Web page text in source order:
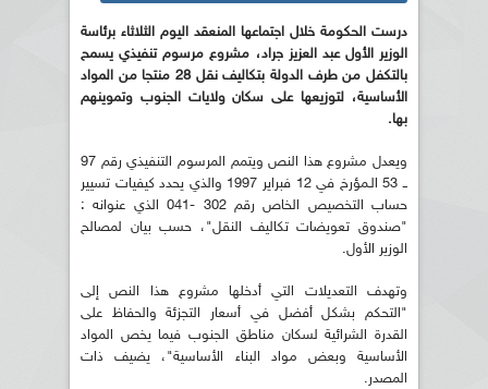
درست الحكومة خلال اجتماعها المنعقد اليوم الثلاثاء برئاسة
الوزير الأول عبد العزيز جراد، مشروع مرسوم تنفيذي يسمح
بالتكفل من طرف الدولة بتكاليف نقل 28 منتجا من المواد
الأساسية، لتوزيعها على سكان ولايات الجنوب وتموينهم
بها.
ويعدل مشروع هذا النص ويتمم المرسوم التنفيذي رقم 97
ــ 53 الـمؤرخ في 12 فبراير 1997 والذي يحدد كيفيات تسيير
حساب التخصيص الخاص رقم 302 -041 الذي عنوانه :
"صندوق تعويضات تكاليف النقل"، حسب بيان لمصالح
الوزير الأول.
وتهدف التعديلات التي أدخلها مشروع هذا النص إلى
"التحكم بشكل أفضل في أسعار التجزئة والحفاظ على
القدرة الشرائية لسكان مناطق الجنوب فيما يخص المواد
الأساسية وبعض مواد البناء الأساسية"، يضيف ذات
المصدر.